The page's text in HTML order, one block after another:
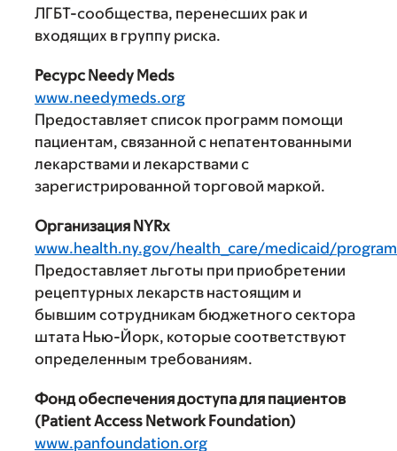
ЛГБТ-сообщества, перенесших рак и
входящих в группу риска.
Ресурс Needy Meds
www.needymeds.org
Предоставляет список программ помощи
пациентам, связанной с непатентованными
лекарствами и лекарствами с
зарегистрированной торговой маркой.
Организация NYRx
www.health.ny.gov/health_care/medicaid/
Предоставляет льготы при приобретении
рецептурных лекарств настоящим и
бывшим сотрудникам бюджетного сектора
штата Нью-Йорк, которые соответствуют
определенным требованиям.
Фонд обеспечения доступа для пациентов
(Patient Access Network Foundation)
www.panfoundation.org